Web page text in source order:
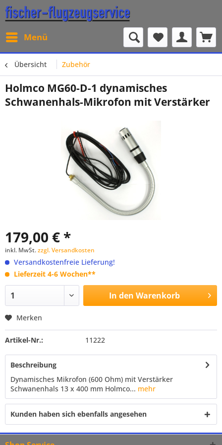
Menü
Übersicht Zubehör
Holmco MG60-D-1 dynamisches
Schwanenhals-Mikrofon mit Verstärker
179,00 € *
inkl. MwSt.zzgl. Versandkosten
Versandkostenfreie Lieferung!
Lieferzeit 4-6 Wochen**
In den Warenkorb
Merken
Artikel-Nr.: 11222
Beschreibung
Dynamisches Mikrofon (600 Ohm) mit Verstärker
Schwanenhals 13 x 400 mm Holmco... mehr
Kunden haben sich ebenfalls angesehen